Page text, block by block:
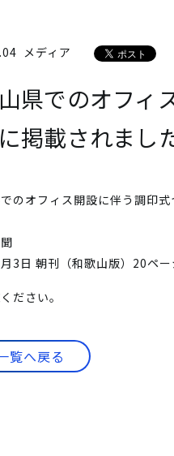
メディア
県でのオフィ
掲載されまし
のオフィス開設に伴う調印
3日 朝刊（和歌山版）20ペー
ださい。
覧へ戻る